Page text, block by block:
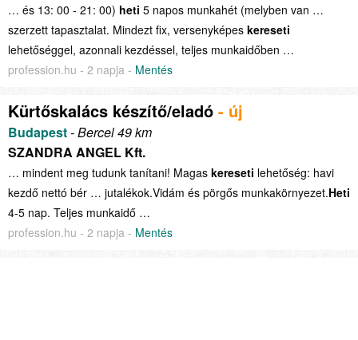
… és 13: 00 - 21: 00) heti 5 napos munkahét (melyben van …
szerzett tapasztalat. Mindezt fix, versenyképes kereseti
lehetőséggel, azonnali kezdéssel, teljes munkaidőben …
profession.hu - 2 napja - Mentés
Kürtőskalács készítő/eladó - új
Budapest- Bercel 49 km
SZANDRA ANGEL Kft.
… mindent meg tudunk tanítani! Magas kereseti lehetőség: havi
kezdő nettó bér … jutalékok.Vidám és pörgős munkakörnyezet.Heti
4-5 nap. Teljes munkaidő …
profession.hu - 2 napja - Mentés